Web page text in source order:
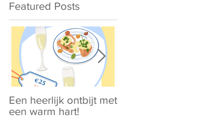
Featured Posts
Een heerlijk ontbijt met
een warm hart!